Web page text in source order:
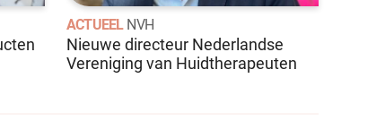
ACTUEEL NVH
Nieuwe directeur Nederlandse
Vereniging van Huidtherapeuten